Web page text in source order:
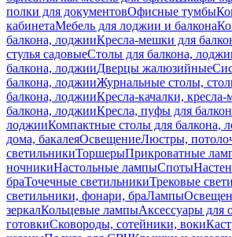
полки для документовОфисные тумбы
кабинетаМебель для лоджии и балкона
балкона, лоджииКресла-мешки для
стулья садовыеСтолы для балкона,
балкона, лоджииДверцы жалюзийные
балкона, лоджииЖурнальные столы,
балкона, лоджииКресла-качалки, кресла-
балкона, лоджииКресла, пуфы для
лоджииКомпактные столы для балкона,
дома, бакалеяОсвещениеЛюстры,
светильникиТоршерыПрикроватные
ночникиНастольные лампыСпоты
браТочечные светильникиТрековые
светильники, фонари, браЛампы
зеркалКольцевые лампыАксессуары для
готовкиСковороды, сотейники, воки